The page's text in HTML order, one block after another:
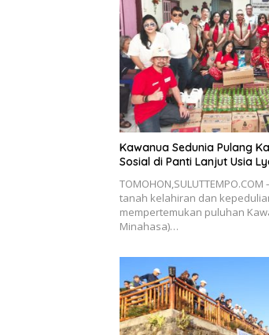
Kawanua Sedunia Pulang
Sosial di Panti Lanjut Usia
tanah kelahiran dan
mempertemukan puluhan
Minahasa)…